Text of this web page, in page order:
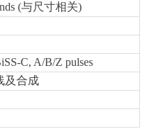
(与尺寸相关)
C, A/B/Z pulses
及合成